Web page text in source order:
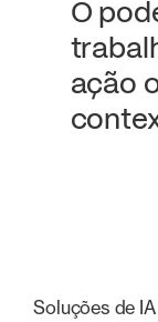
O
ação
Soluções de